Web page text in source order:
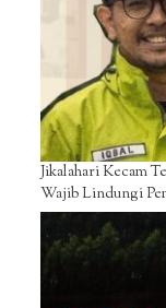
Jikalahari Kecam
Wajib Lindungi